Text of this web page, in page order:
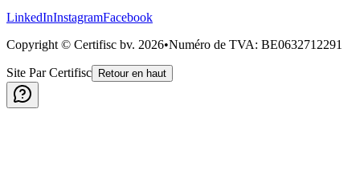
LinkedInInstagramFacebook
Copyright © Certifisc bv. 2026•Numéro de TVA: BE0632712291
Site Par Certifisc Retour en haut